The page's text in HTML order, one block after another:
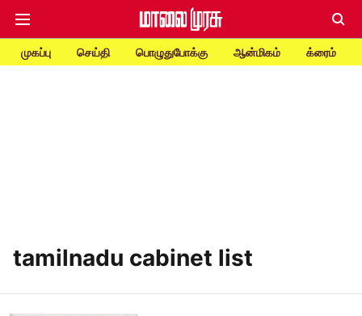
முகப்பு செய்தி பொழுதுபோக்கு ஆன்மிகம் க்ரைம்
tamilnadu cabinet list